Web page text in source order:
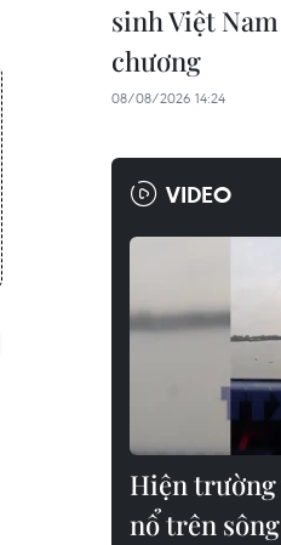
sinh Việt
chương
08/08/2026 14:24
VIDEO
Hiện trường
nổ trên